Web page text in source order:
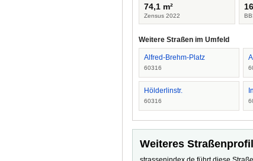
74,1 m²
Zensus 2022
Weitere Straßen im Umfeld
Alfred-Brehm-Platz
60316
Hölderlinstr.
60316
Weiteres